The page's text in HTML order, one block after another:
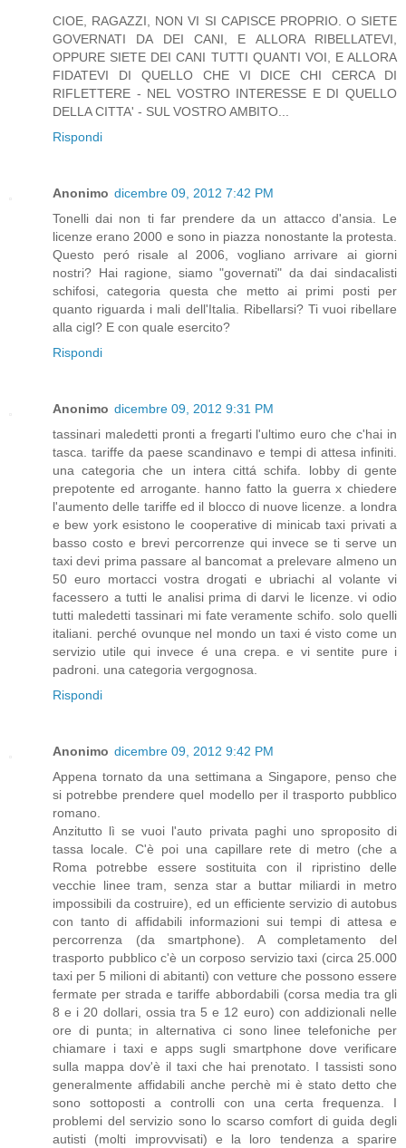
CIOE, RAGAZZI, NON VI SI CAPISCE PROPRIO. O SIETE
GOVERNATI DA DEI CANI, E ALLORA RIBELLATEVI,
OPPURE SIETE DEI CANI TUTTI QUANTI VOI, E ALLORA
FIDATEVI DI QUELLO CHE VI DICE CHI CERCA DI
RIFLETTERE - NEL VOSTRO INTERESSE E DI QUELLO
DELLA CITTA' - SUL VOSTRO AMBITO...
Rispondi
Anonimo dicembre 09, 2012 7:42 PM
Tonelli dai non ti far prendere da un attacco d'ansia. Le
licenze erano 2000 e sono in piazza nonostante la protesta.
Questo peró risale al 2006, vogliano arrivare ai giorni
nostri? Hai ragione, siamo "governati" da dai sindacalisti
schifosi, categoria questa che metto ai primi posti per
quanto riguarda i mali dell'Italia. Ribellarsi? Ti vuoi ribellare
alla cigl? E con quale esercito?
Rispondi
Anonimo dicembre 09, 2012 9:31 PM
tassinari maledetti pronti a fregarti l'ultimo euro che c'hai in
tasca. tariffe da paese scandinavo e tempi di attesa infiniti.
una categoria che un intera cittá schifa. lobby di gente
prepotente ed arrogante. hanno fatto la guerra x chiedere
l'aumento delle tariffe ed il blocco di nuove licenze. a londra
e bew york esistono le cooperative di minicab taxi privati a
basso costo e brevi percorrenze qui invece se ti serve un
taxi devi prima passare al bancomat a prelevare almeno un
50 euro mortacci vostra drogati e ubriachi al volante vi
facessero a tutti le analisi prima di darvi le licenze. vi odio
tutti maledetti tassinari mi fate veramente schifo. solo quelli
italiani. perché ovunque nel mondo un taxi é visto come un
servizio utile qui invece é una crepa. e vi sentite pure i
padroni. una categoria vergognosa.
Rispondi
Anonimo dicembre 09, 2012 9:42 PM
Appena tornato da una settimana a Singapore, penso che
si potrebbe prendere quel modello per il trasporto pubblico
romano.
Anzitutto lì se vuoi l'auto privata paghi uno sproposito di
tassa locale. C'è poi una capillare rete di metro (che a
Roma potrebbe essere sostituita con il ripristino delle
vecchie linee tram, senza star a buttar miliardi in metro
impossibili da costruire), ed un efficiente servizio di autobus
con tanto di affidabili informazioni sui tempi di attesa e
percorrenza (da smartphone). A completamento del
trasporto pubblico c'è un corposo servizio taxi (circa 25.000
taxi per 5 milioni di abitanti) con vetture che possono essere
fermate per strada e tariffe abbordabili (corsa media tra gli
8 e i 20 dollari, ossia tra 5 e 12 euro) con addizionali nelle
ore di punta; in alternativa ci sono linee telefoniche per
chiamare i taxi e apps sugli smartphone dove verificare
sulla mappa dov'è il taxi che hai prenotato. I tassisti sono
generalmente affidabili anche perchè mi è stato detto che
sono sottoposti a controlli con una certa frequenza. I
problemi del servizio sono lo scarso comfort di guida degli
autisti (molti improvvisati) e la loro tendenza a sparire